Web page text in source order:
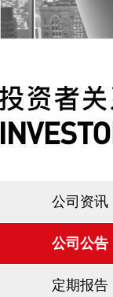
公司资讯
公司公告
定期报告